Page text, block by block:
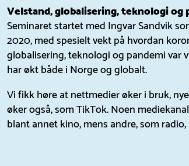
Velstand, globalisering, teknologi og
Seminaret startet med Ingvar Sandvik
2020, med spesielt vekt på hvordan
globalisering, teknologi og pandemi var
har økt både i Norge og globalt.
Vi fikk høre at nettmedier øker i bruk,
øker også, som TikTok. Noen
blant annet kino, mens andre, som